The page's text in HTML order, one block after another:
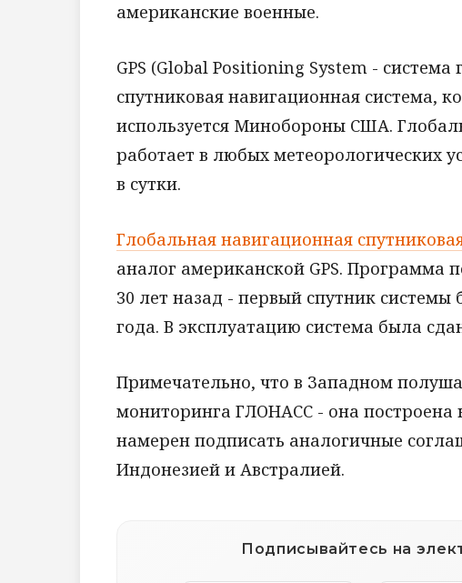
американские военные.
GPS (Global Positioning System -
спутниковая навигационная система,
используется Минобороны США.
работает в любых метеорологических
в сутки.
Глобальная навигационная
аналог американской GPS. Программа
30 лет назад - первый спутник системы
года. В эксплуатацию система была
Примечательно, что в Западном
мониторинга ГЛОНАСС - она построена
намерен подписать аналогичные
Индонезией и Австралией.
Подписывайтесь на